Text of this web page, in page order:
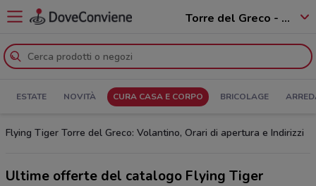
Torre del Greco - 80059
ESTATE NOVITÀ CURA CASA E CORPO BRICOLAGE
Flying Tiger Torre del Greco: Volantino, Orari di apertura e Indirizzi
Ultime offerte del catalogo Flying Tiger